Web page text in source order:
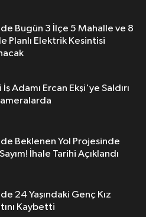
Bugün 3 İlçe 5 Mahalle ve 8
Planlı Elektrik Kesintisi
İş Adamı Ercan Ekşi'ye Saldırı
Beklenen Yol Projesinde
İhale Tarihi Açıklandı
24 Yaşındaki Genç Kız
Kaybetti